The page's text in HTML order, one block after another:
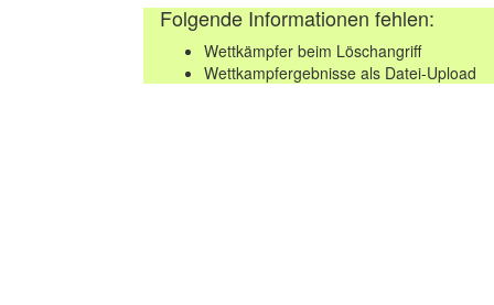
Folgende Informationen fehlen:
Wettkämpfer beim Löschangriff
Wettkampfergebnisse als Datei-Upload